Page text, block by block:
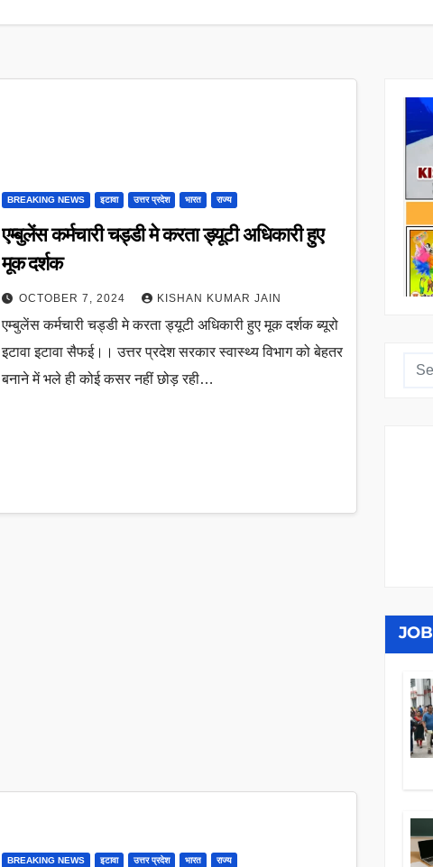
BREAKING NEWS इटावा उत्तर प्रदेश भारत राज्य
एम्बुलेंस कर्मचारी चड्डी मे करता ड्यूटी अधिकारी हुए
मूक दर्शक
OCTOBER 7, 2024 KISHAN KUMAR JAIN
एम्बुलेंस कर्मचारी चड्डी मे करता ड्यूटी अधिकारी हुए मूक दर्शक ब्यूरो
इटावा इटावा सैफई।। उत्तर प्रदेश सरकार स्वास्थ्य विभाग को बेहतर
बनाने में भले ही कोई कसर नहीं छोड़ रही…
BREAKING NEWS इटावा उत्तर प्रदेश भारत राज्य
JOB